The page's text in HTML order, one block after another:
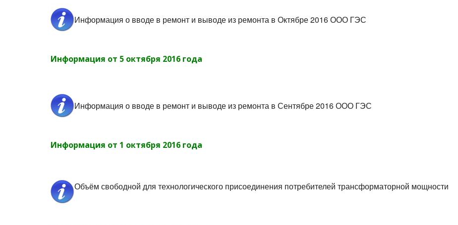
Информация о вводе в ремонт и выводе из ремонта в Октябре 2016 ООО ГЭС
Информация от 5 октября 2016 года
Информация о вводе в ремонт и выводе из ремонта в Сентябре 2016 ООО ГЭС
Информация от 1 октября 2016 года
Объём свободной для технологического присоединения потребителей трансформаторной мощности